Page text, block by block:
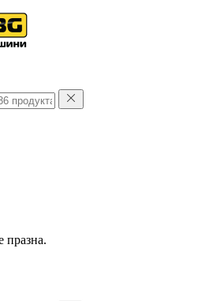
празна.